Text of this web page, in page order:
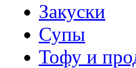
Закуски
Супы
Тофу и